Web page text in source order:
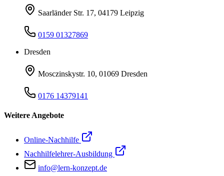
Saarländer Str. 17, 04179 Leipzig
0159 01327869
Dresden
Mosczinskystr. 10, 01069 Dresden
0176 14379141
Weitere Angebote
Online-Nachhilfe
Nachhilfelehrer-Ausbildung
info@lern-konzept.de